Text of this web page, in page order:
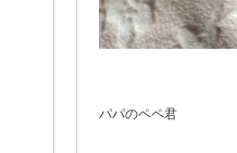
パパのペペ君